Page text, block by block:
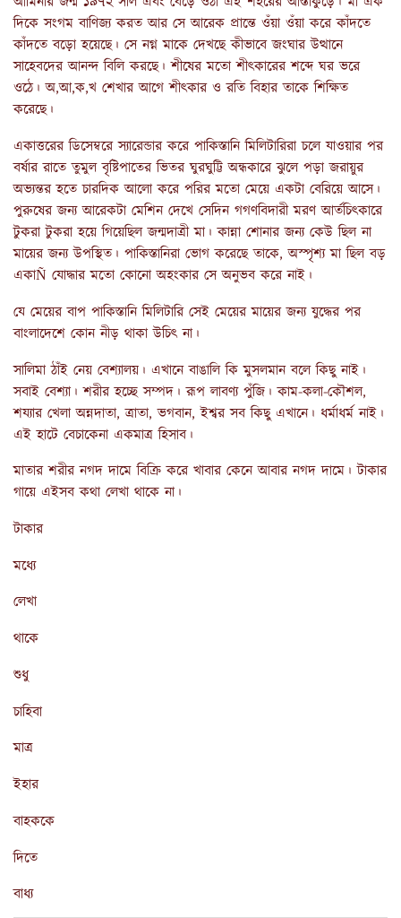
দিকে সংগম বাণিজ্য করত আর সে আরেক প্রান্তে ওঁয়া ওঁয়া করে কাঁদতে
কাঁদতে বড়ো হয়েছে। সে নগ্ন মাকে দেখছে কীভাবে জংঘার উত্থানে
সাহেবদের আনন্দ বিলি করছে। শীষের মতো শীৎকারের শব্দে ঘর ভরে
ওঠে। অ,আ,ক,খ শেখার আগে শীৎকার ও রতি বিহার তাকে শিক্ষিত
করেছে।
একাত্তরের ডিসেম্বরে স্যারেন্ডার করে পাকিস্তানি মিলিটারিরা চলে যাওয়ার পর
বর্ষার রাতে তুমুল বৃষ্টিপাতের ভিতর ঘুরঘুট্টি অন্ধকারে ঝুলে পড়া জরায়ুর
অভ্যন্তর হতে চারদিক আলো করে পরির মতো মেয়ে একটা বেরিয়ে আসে।
পুরুষের জন্য আরেকটা মেশিন দেখে সেদিন গগণবিদারী মরণ আর্তচিৎকারে
টুকরা টুকরা হয়ে গিয়েছিল জন্মদাত্রী মা। কান্না শোনার জন্য কেউ ছিল না
মায়ের জন্য উপস্থিত। পাকিস্তানিরা ভোগ করেছে তাকে, অস্পৃশ্য মা ছিল বড়
একাÑ যোদ্ধার মতো কোনো অহংকার সে অনুভব করে নাই।
যে মেয়ের বাপ পাকিস্তানি মিলিটারি সেই মেয়ের মায়ের জন্য যুদ্ধের পর
বাংলাদেশে কোন নীড় থাকা উচিৎ না।
সালিমা ঠাঁই নেয় বেশ্যালয়। এখানে বাঙালি কি মুসলমান বলে কিছু নাই।
সবাই বেশ্যা। শরীর হচ্ছে সম্পদ। রূপ লাবণ্য পুঁজি। কাম-কলা-কৌশল,
শয্যার খেলা অন্নদাতা, ত্রাতা, ভগবান, ইশ্বর সব কিছু এখানে। ধর্মাধর্ম নাই।
এই হাটে বেচাকেনা একমাত্র হিসাব।
মাতার শরীর নগদ দামে বিক্রি করে খাবার কেনে আবার নগদ দামে। টাকার
গায়ে এইসব কথা লেখা থাকে না।
টাকার
মধ্যে
লেখা
থাকে
শুধু
চাহিবা
মাত্র
ইহার
বাহককে
দিতে
বাধ্য